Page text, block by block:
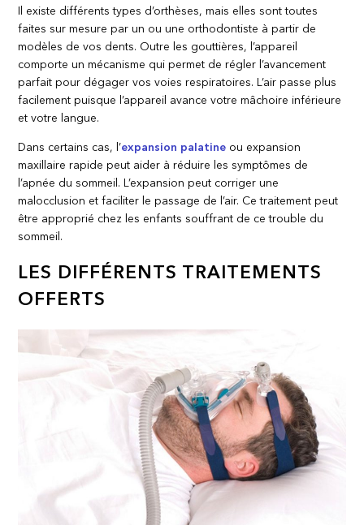
Il existe différents types d’orthèses, mais elles sont toutes
faites sur mesure par un ou une orthodontiste à partir de
modèles de vos dents. Outre les gouttières, l’appareil
comporte un mécanisme qui permet de régler l’avancement
parfait pour dégager vos voies respiratoires. L’air passe plus
facilement puisque l’appareil avance votre mâchoire inférieure
et votre langue.
Dans certains cas, l’expansion palatine ou expansion
maxillaire rapide peut aider à réduire les symptômes de
l’apnée du sommeil. L’expansion peut corriger une
malocclusion et faciliter le passage de l’air. Ce traitement peut
être approprié chez les enfants souffrant de ce trouble du
sommeil.
LES DIFFÉRENTS TRAITEMENTS
OFFERTS